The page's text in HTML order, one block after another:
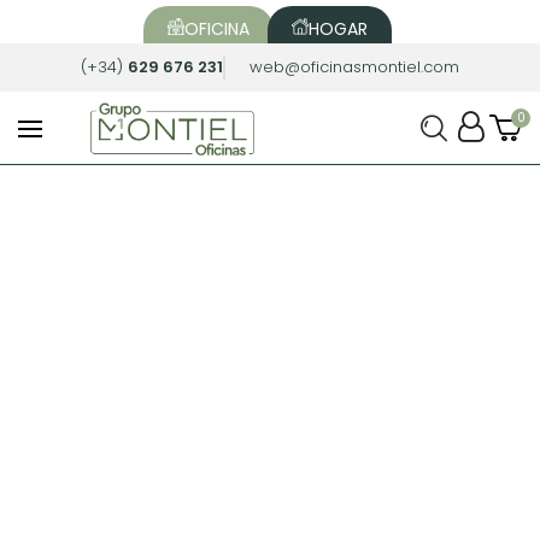
OFICINA HOGAR
(+34) 629 676 231 web@oficinasmontiel.com